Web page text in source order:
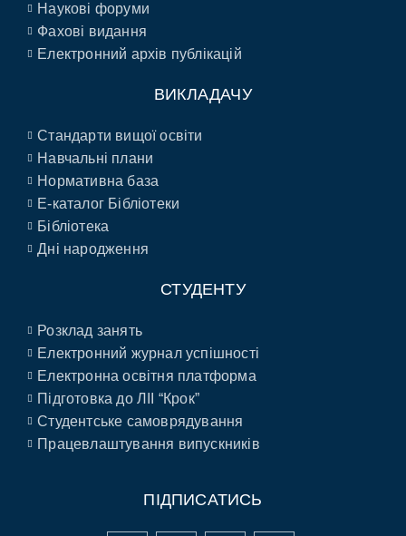
Наукові форуми
Фахові видання
Електронний архів публікацій
ВИКЛАДАЧУ
Стандарти вищої освіти
Навчальні плани
Нормативна база
E-каталог Бібліотеки
Бібліотека
Дні народження
СТУДЕНТУ
Розклад занять
Електронний журнал успішності
Електронна освітня платформа
Підготовка до ЛІІ “Крок”
Студентське самоврядування
Працевлаштування випускників
ПІДПИСАТИСЬ